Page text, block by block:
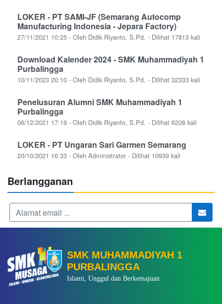
LOKER - PT SAMI-JF (Semarang Autocomp
Manufacturing Indonesia - Jepara Factory)
27/11/2021 10:25 - Oleh Didik Riyanto, S.Pd. - Dilihat 17813 kali
Download Kalender 2024 - SMK Muhammadiyah 1
Purbalingga
10/11/2023 20:10 - Oleh Didik Riyanto, S.Pd. - Dilihat 32333 kali
Penelusuran Alumni SMK Muhammadiyah 1
Purbalingga
06/12/2021 17:19 - Oleh Didik Riyanto, S.Pd. - Dilihat 6208 kali
LOKER - PT Ungaran Sari Garmen Semarang
20/10/2021 16:33 - Oleh Administrator - Dilihat 10939 kali
Berlangganan
SMK MUHAMMADIYAH 1
PURBALINGGA
Islami, Unggul dan Berkemajuan